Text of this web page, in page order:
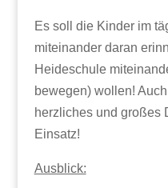
Es soll die Kinder im
miteinander daran
Heideschule
bewegen) wollen!
herzliches und großes
Einsatz!
Ausblick: